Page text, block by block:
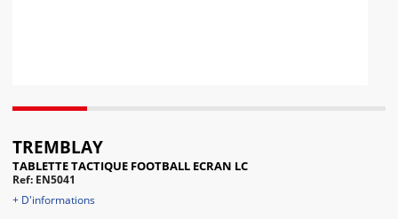
TREMBLAY
TABLETTE TACTIQUE FOOTBALL ECRAN LC
Ref: EN5041
+ D'informations